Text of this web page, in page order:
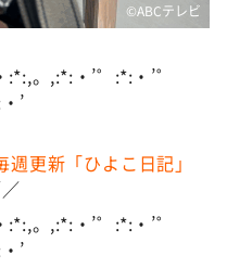
©ABCテレビ
。,:*:・’゜:*:・’゜
’
更新「ひよこ日記」
。,:*:・’゜:*:・’゜
’